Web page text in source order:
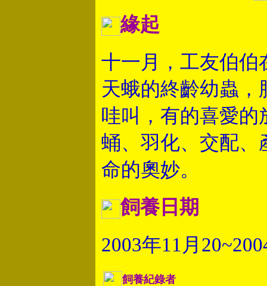
緣起
十一月，工友伯伯
天蛾的終齡幼蟲
哇叫，有的喜愛的
蛹、羽化、交配、
命的奧妙。
飼養日期
2003年11月
飼養紀錄者